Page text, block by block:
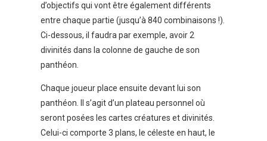
d’objectifs qui vont être également différents
entre chaque partie (jusqu’à 840 combinaisons !).
Ci-dessous, il faudra par exemple, avoir 2
divinités dans la colonne de gauche de son
panthéon.
Chaque joueur place ensuite devant lui son
panthéon. Il s’agit d’un plateau personnel où
seront posées les cartes créatures et divinités.
Celui-ci comporte 3 plans, le céleste en haut, le